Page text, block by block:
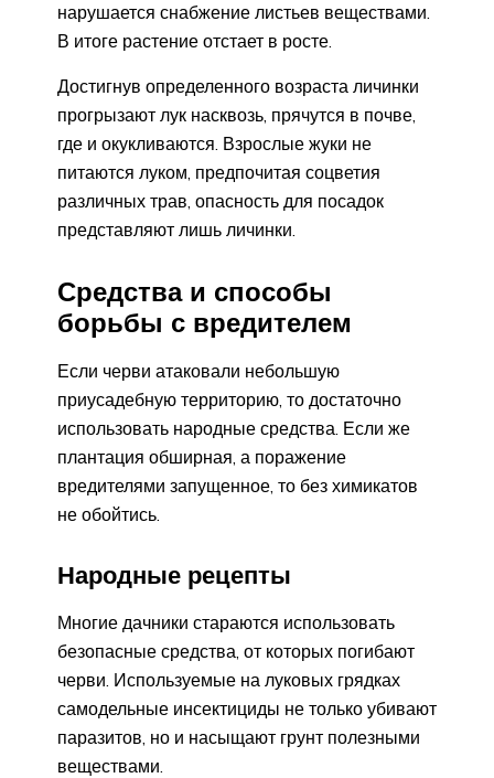
нарушается снабжение листьев веществами.
В итоге растение отстает в росте.
Достигнув определенного возраста личинки
прогрызают лук насквозь, прячутся в почве,
где и окукливаются. Взрослые жуки не
питаются луком, предпочитая соцветия
различных трав, опасность для посадок
представляют лишь личинки.
Средства и способы
борьбы с вредителем
Если черви атаковали небольшую
приусадебную территорию, то достаточно
использовать народные средства. Если же
плантация обширная, а поражение
вредителями запущенное, то без химикатов
не обойтись.
Народные рецепты
Многие дачники стараются использовать
безопасные средства, от которых погибают
черви. Используемые на луковых грядках
самодельные инсектициды не только убивают
паразитов, но и насыщают грунт полезными
веществами.